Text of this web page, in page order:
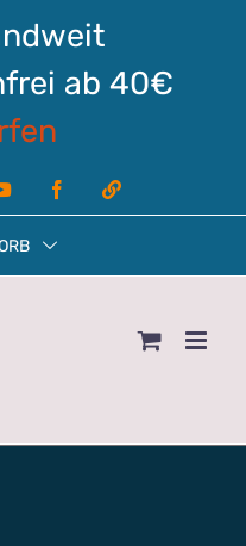
ab 40€
YouTube FacebookLinktree